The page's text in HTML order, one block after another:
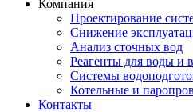
Компания
Проектирование
Снижение
Анализ сточных вод
Реагенты для воды и
Системы
Котельные и
Контакты